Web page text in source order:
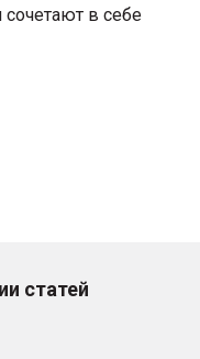
в себе
статей